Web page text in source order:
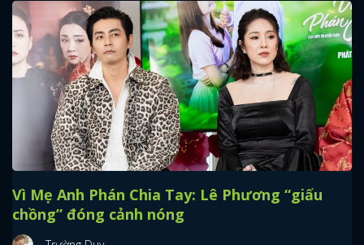
Vì Mẹ Anh Phán Chia Tay: Lê Phương “giấu
chồng” đóng cảnh nóng